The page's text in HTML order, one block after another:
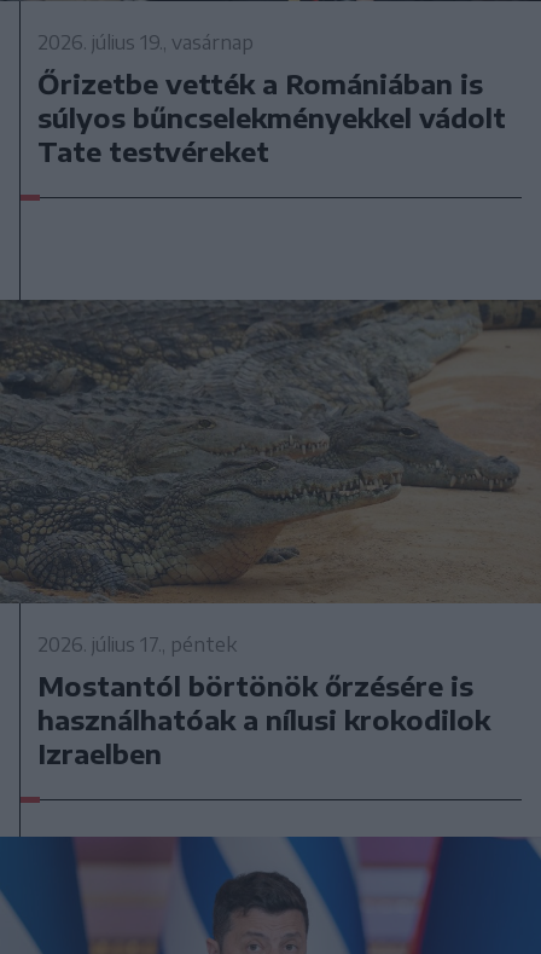
2026. július 19., vasárnap
Őrizetbe vették a Romániában is
súlyos bűncselekményekkel vádolt
Tate testvéreket
2026. július 17., péntek
Mostantól börtönök őrzésére is
használhatóak a nílusi krokodilok
Izraelben